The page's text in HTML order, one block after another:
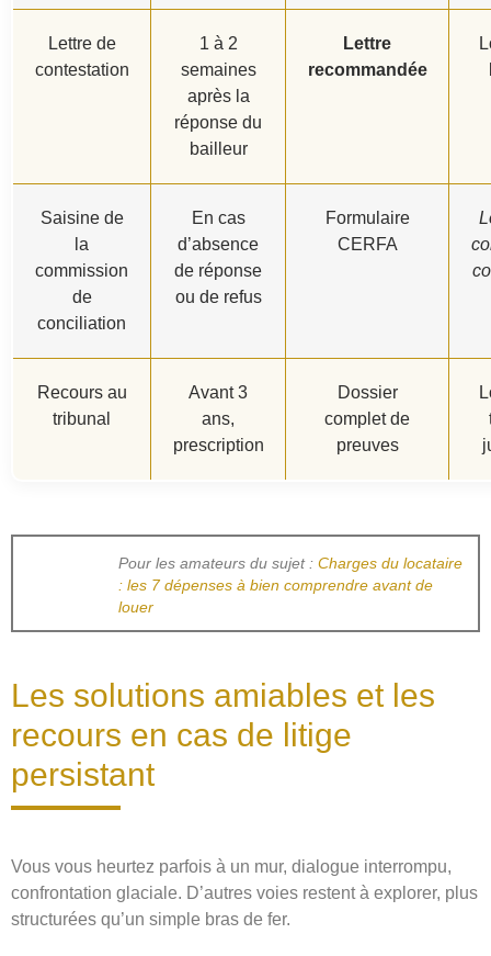
Lettre de
contestation
1 à 2
semaines
après la
réponse du
bailleur
Lettre
recommandée
Saisine de
la
commission
de
conciliation
En cas
d’absence
de réponse
ou de refus
Formulaire
CERFA
Recours au
tribunal
Avant 3
ans,
prescription
Dossier
complet de
preuves
Pour les amateurs du sujet : Charges du locataire
: les 7 dépenses à bien comprendre avant de
louer
Les solutions amiables et les
recours en cas de litige
persistant
Vous vous heurtez parfois à un mur, dialogue interrompu,
confrontation glaciale. D’autres voies restent à explorer, plus
structurées qu’un simple bras de fer.